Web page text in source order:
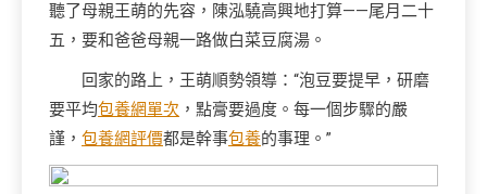
聽了母親王萌的先容，陳泓驍高興地打算——尾月二十
五，要和爸爸母親一路做白菜豆腐湯。
回家的路上，王萌順勢領導：“泡豆要提早，研磨
要平均包養網單次 ，點膏要過度。每一個步驟的嚴
謹， 包養網評價都是幹事包養的事理。”